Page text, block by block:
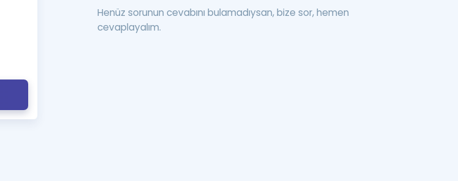
Henüz sorunun cevabını bulamadıysan, bize sor, hemen
cevaplayalım.